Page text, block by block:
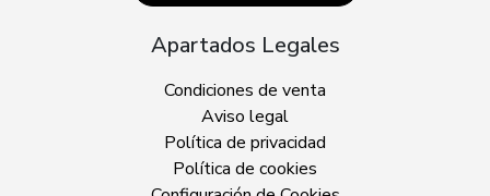
Apartados Legales
Condiciones de venta
Aviso legal
Política de privacidad
Política de cookies